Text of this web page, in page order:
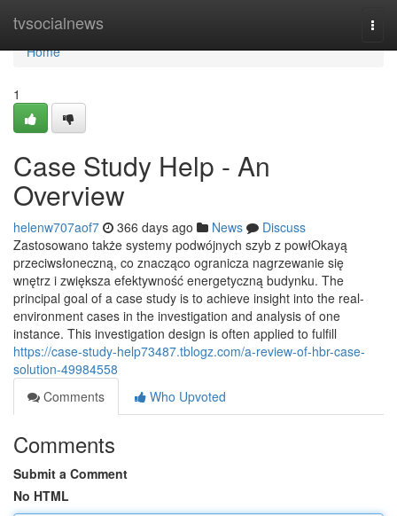
tvsocialnews
Home
Home
1
Case Study Help - An
Overview
helenw707aof7 366 days ago News
Discuss
Zastosowano także systemy podwójnych szyb z powłOkayą
przeciwsłoneczną, co znacząco ogranicza nagrzewanie się
wnętrz i zwiększa efektywność energetyczną budynku. The
principal goal of a case study is to achieve insight into the real-
environment cases in the investigation and analysis of one
instance. This investigation design is often applied to fulfill
https://case-study-help73487.tblogz.com/a-review-of-hbr-case-
solution-49984558
Comments
Who Upvoted
Comments
Submit a Comment
No HTML